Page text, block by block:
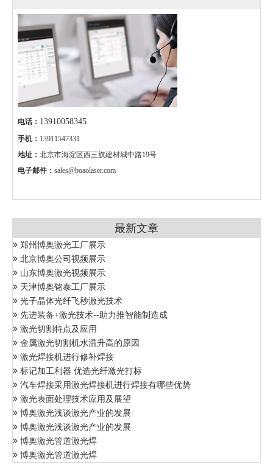
电话： 13910058345
手机： 13911547331
地址： 北京市海淀区西三旗建材城中路19号
电子邮件： sales@boaolaser.com
最新文章
郑州博奥激光工厂展示
北京博奥公司视频展示
山东博奥激光视频展示
天津博奥铭泰工厂展示
光子晶体光纤飞秒激光技术
先进装备+激光技术--助力推智能制造成
激光切割特点及应用
金属激光切割机水温升高的原因
激光焊接机进行修补焊接
标记加工利器 优选光纤激光打标
汽车焊接采用激光焊接机进行焊接有哪些优势
激光表面处理技术应用及展望
博奥激光浅谈激光产业的发展
博奥激光浅谈激光产业的发展
博奥激光管道激光焊
博奥激光管道激光焊